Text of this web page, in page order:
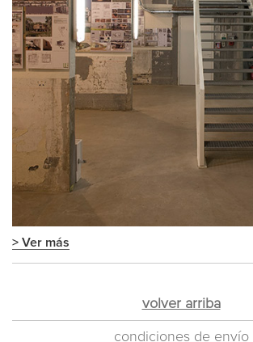
> Ver más
volver arriba
condiciones de envío